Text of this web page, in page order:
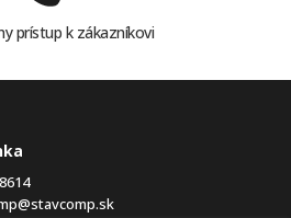
prístup k zákazníkovi